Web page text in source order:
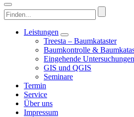
Finden...
Leistungen
Treesta – Baumkataster
Baumkontrolle &
Eingehende Untersuchungen
GIS und QGIS
Seminare
Termin
Service
Über uns
Impressum